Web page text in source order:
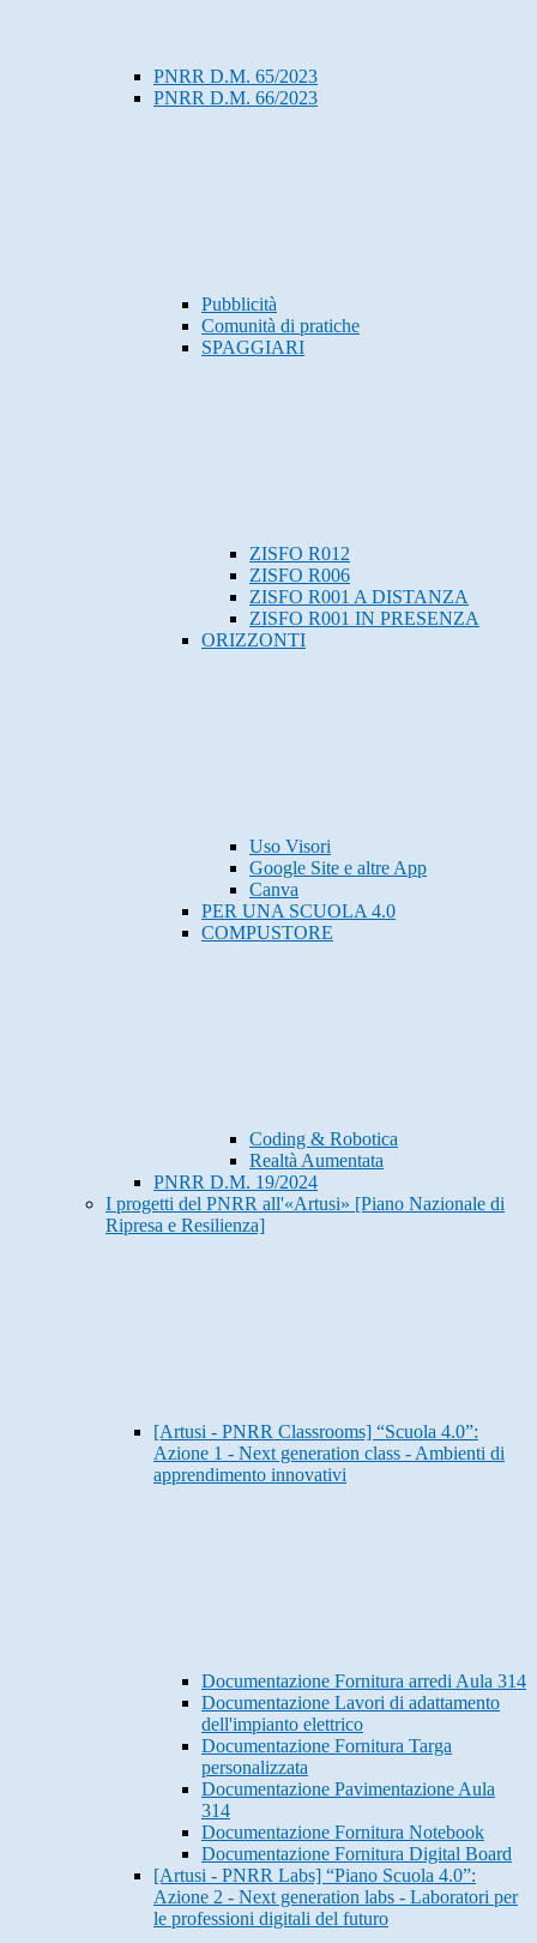
PNRR D.M. 65/2023
PNRR D.M. 66/2023
Pubblicità
Comunità di pratiche
SPAGGIARI
ZISFO R012
ZISFO R006
ZISFO R001 A DISTANZA
ZISFO R001 IN PRESENZA
ORIZZONTI
Uso Visori
Google Site e altre App
Canva
PER UNA SCUOLA 4.0
COMPUSTORE
Coding & Robotica
Realtà Aumentata
PNRR D.M. 19/2024
I progetti del PNRR all'«Artusi» [Piano Nazionale di
Ripresa e Resilienza]
[Artusi - PNRR Classrooms] “Scuola 4.0”:
Azione 1 - Next generation class - Ambienti di
apprendimento innovativi
Documentazione Fornitura arredi Aula 314
Documentazione Lavori di adattamento
dell'impianto elettrico
Documentazione Fornitura Targa
personalizzata
Documentazione Pavimentazione Aula
314
Documentazione Fornitura Notebook
Documentazione Fornitura Digital Board
[Artusi - PNRR Labs] “Piano Scuola 4.0”:
Azione 2 - Next generation labs - Laboratori per
le professioni digitali del futuro